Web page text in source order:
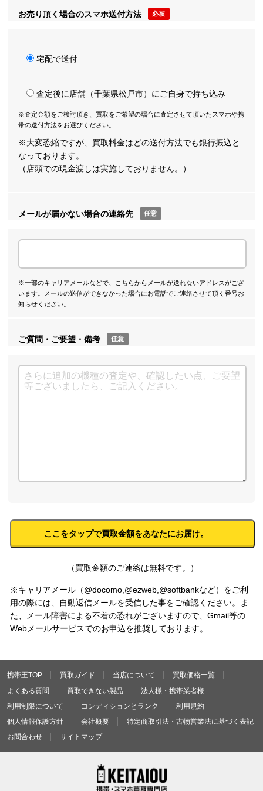
お売り頂く場合のスマホ送付方法 必須
宅配で送付
査定後に店舗（千葉県松戸市）にご自身で持ち込み
※査定金額をご検討頂き、買取をご希望の場合に査定させて頂いたスマホや携
帯の送付方法をお選びください。
※大変恐縮ですが、買取料金はどの送付方法でも銀行振込と
なっております。
（店頭での現金渡しは実施しておりません。）
メールが届かない場合の連絡先 任意
※一部のキャリアメールなどで、こちらからメールが送れないアドレスがござ
います。メールの送信ができなかった場合にお電話でご連絡させて頂く番号お
知らせください。
ご質問・ご要望・備考 任意
（買取金額のご連絡は無料です。）
※キャリアメール（@docomo,@ezweb,@softbankなど）をご利
用の際には、自動返信メールを受信した事をご確認ください。ま
た、メール障害による不着の恐れがございますので、Gmail等の
Webメールサービスでのお申込を推奨しております。
携帯王TOP 買取ガイド 当店について
買取価格一覧
よくある質問
買取できない製品
法人様・携帯業者様
利用制限について
コンディションとランク
利用規約
個人情報保護方針
会社概要
特定商取引法・古物営業法に基づく表記
お問合わせ
サイトマップ